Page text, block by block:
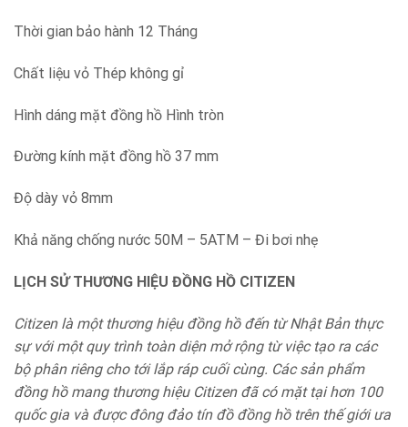
Thời gian bảo hành 12 Tháng
Chất liệu vỏ Thép không gỉ
Hình dáng mặt đồng hồ Hình tròn
Đường kính mặt đồng hồ 37 mm
Độ dày vỏ 8mm
Khả năng chống nước 50M – 5ATM – Đi bơi nhẹ
LỊCH SỬ THƯƠNG HIỆU ĐỒNG HỒ CITIZEN
Citizen là một thương hiệu đồng hồ đến từ Nhật Bản thực
sự với một quy trình toàn diện mở rộng từ việc tạo ra các
bộ phân riêng cho tới lắp ráp cuối cùng. Các sản phẩm
đồng hồ mang thương hiệu Citizen đã có mặt tại hơn 100
quốc gia và được đông đảo tín đồ đồng hồ trên thế giới ưa